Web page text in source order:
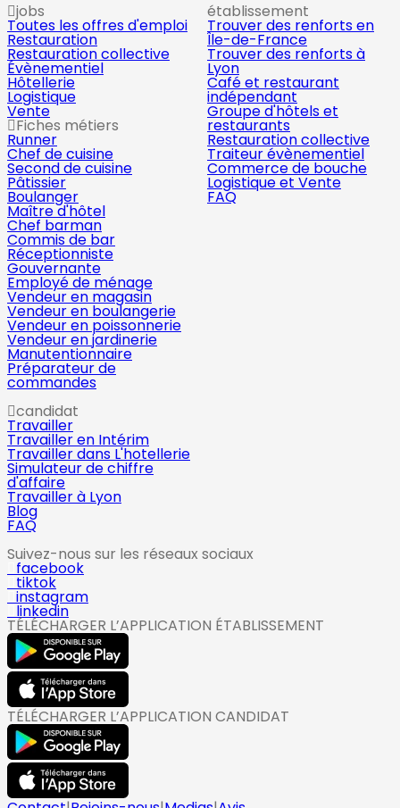
jobs
Toutes les offres d'emploi
Restauration
Restauration collective
Évènementiel
Hôtellerie
Logistique
Vente
Fiches métiers
Runner
Chef de cuisine
Second de cuisine
Pâtissier
Boulanger
Maître d'hôtel
Chef barman
Commis de bar
Réceptionniste
Gouvernante
Employé de ménage
Vendeur en magasin
Vendeur en boulangerie
Vendeur en poissonnerie
Vendeur en jardinerie
Manutentionnaire
Préparateur de
commandes
établissement
Trouver des renforts en
Île-de-France
Trouver des renforts à
Lyon
Café et restaurant
indépendant
Groupe d'hôtels et
restaurants
Restauration collective
Traiteur évènementiel
Commerce de bouche
Logistique et Vente
FAQ
candidat
Travailler
Travailler en Intérim
Travailler dans L'hotellerie
Simulateur de chiffre
d'affaire
Travailler à Lyon
Blog
FAQ
Suivez-nous sur les réseaux sociaux
facebook
tiktok
instagram
linkedin
TÉLÉCHARGER L’APPLICATION ÉTABLISSEMENT
TÉLÉCHARGER L’APPLICATION CANDIDAT